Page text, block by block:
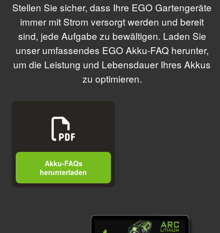
Stellen Sie sicher, dass Ihre EGO Gartengeräte
immer mit Strom versorgt werden und bereit
sind, jede Aufgabe zu bewältigen. Laden Sie
unser umfassendes EGO Akku-FAQ herunter,
um die Leistung und Lebensdauer Ihres Akkus
zu optimieren.
Akku-FAQs
herunterladen